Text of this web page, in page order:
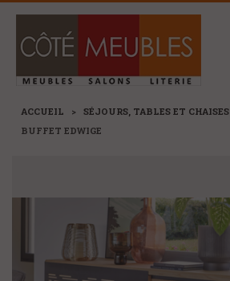
Mon magasin
CANAPÉS ET FAUTEUILS
ACCUEIL > SÉJOURS, TABLES ET CHAISES
BUFFET EDWIGE